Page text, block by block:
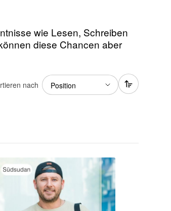
wie Lesen, Schreiben
diese Chancen aber
nach